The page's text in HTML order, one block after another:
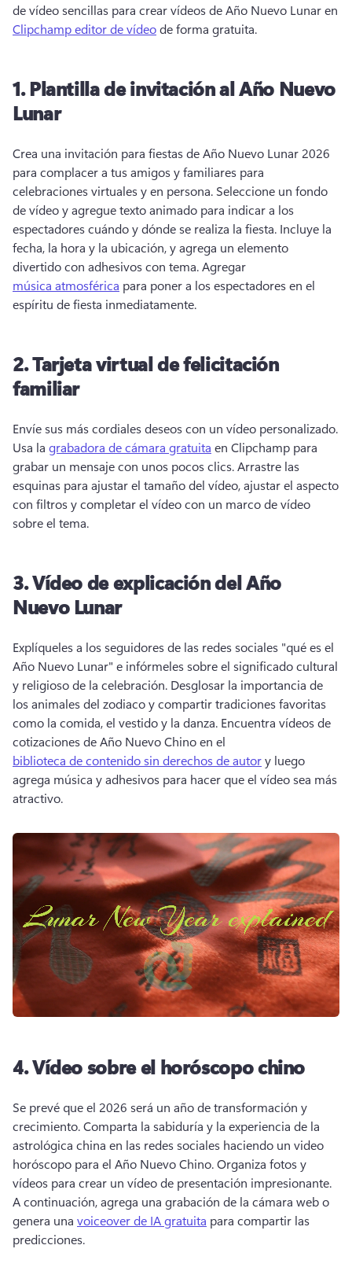
Clipchamp editor de vídeo de forma gratuita.
1.Plantilla de invitación al Año Nuevo
Lunar
Crea una invitación para fiestas de Año Nuevo Lunar 2026
para complacer a tus amigos y familiares para
celebraciones virtuales y en persona. Seleccione un fondo
de vídeo y agregue texto animado para indicar a los
espectadores cuándo y dónde se realiza la fiesta. Incluye la
fecha, la hora y la ubicación, y agrega un elemento
divertido con adhesivos con tema. Agregar
música atmosférica para poner a los espectadores en el
espíritu de fiesta inmediatamente.
2.Tarjeta virtual de felicitación
familiar
Usa la grabadora de cámara gratuita en Clipchamp para
grabar un mensaje con unos pocos clics. Arrastre las
esquinas para ajustar el tamaño del vídeo, ajustar el aspecto
con filtros y completar el vídeo con un marco de vídeo
sobre el tema.
3.Vídeo de explicación del Año
Nuevo Lunar
Explíqueles a los seguidores de las redes sociales "qué es el
Año Nuevo Lunar" e infórmeles sobre el significado cultural
y religioso de la celebración. Desglosar la importancia de
los animales del zodiaco y compartir tradiciones favoritas
como la comida, el vestido y la danza. Encuentra vídeos de
cotizaciones de Año Nuevo Chino en el
biblioteca de contenido sin derechos de autor y luego
agrega música y adhesivos para hacer que el vídeo sea más
atractivo.
4.Vídeo sobre el horóscopo chino
Se prevé que el 2026 será un año de transformación y
crecimiento. Comparta la sabiduría y la experiencia de la
astrológica china en las redes sociales haciendo un video
horóscopo para el Año Nuevo Chino. Organiza fotos y
A continuación, agrega una grabación de la cámara web o
genera una voiceover de IA gratuita para compartir las
predicciones.